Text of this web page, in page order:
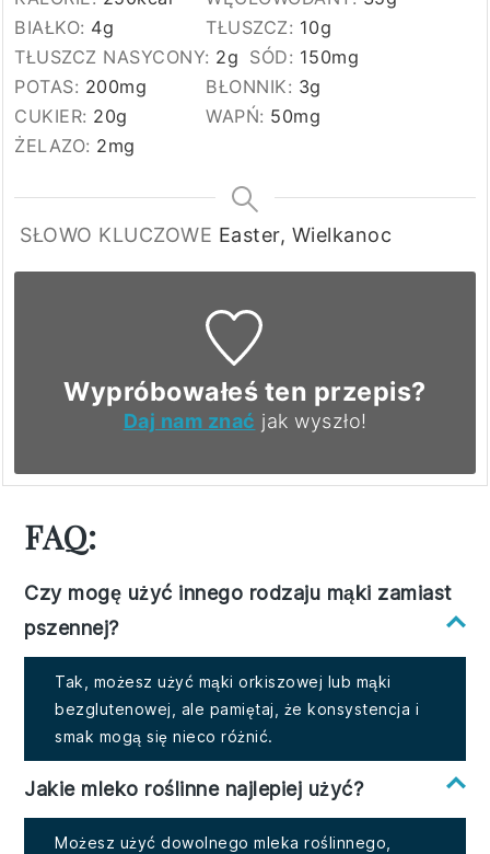
BIAŁKO: 4g TŁUSZCZ: 10g
TŁUSZCZ NASYCONY: 2g SÓD: 150mg
POTAS: 200mg BŁONNIK: 3g
CUKIER: 20g WAPŃ: 50mg
ŻELAZO: 2mg
SŁOWO KLUCZOWE Easter, Wielkanoc
Wypróbowałeś ten przepis?
Daj nam znać jak wyszło!
FAQ:
Czy mogę użyć innego rodzaju mąki zamiast
pszennej?
Tak, możesz użyć mąki orkiszowej lub mąki
bezglutenowej, ale pamiętaj, że konsystencja i
smak mogą się nieco różnić.
Jakie mleko roślinne najlepiej użyć?
Możesz użyć dowolnego mleka roślinnego,